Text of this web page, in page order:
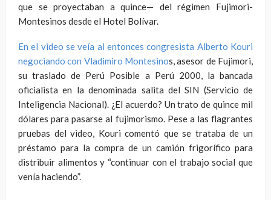
que se proyectaban a quince— del régimen Fujimori-
Montesinos desde el Hotel Bolívar.
En el video se veía al entonces congresista Alberto Kouri
negociando con Vladimiro Montesinos, asesor de Fujimori,
su traslado de Perú Posible a Perú 2000, la bancada
oficialista en la denominada salita del SIN (Servicio de
Inteligencia Nacional). ¿El acuerdo? Un trato de quince mil
dólares para pasarse al fujimorismo. Pese a las flagrantes
pruebas del video, Kouri comentó que se trataba de un
préstamo para la compra de un camión frigorífico para
distribuir alimentos y “continuar con el trabajo social que
venía haciendo”.